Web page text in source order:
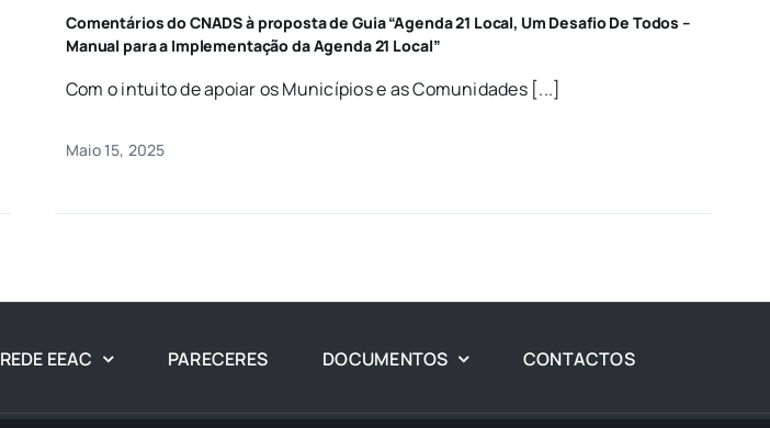
Comentários do CNADS à proposta de Guia “Agenda 21 Local, Um Desafio De Todos –
Manual para a Implementação da Agenda 21 Local”
Com o intuito de apoiar os Municípios e as Comunidades [...]
Maio 15, 2025
REDE EEAC PARECERES DOCUMENTOS CONTACTOS